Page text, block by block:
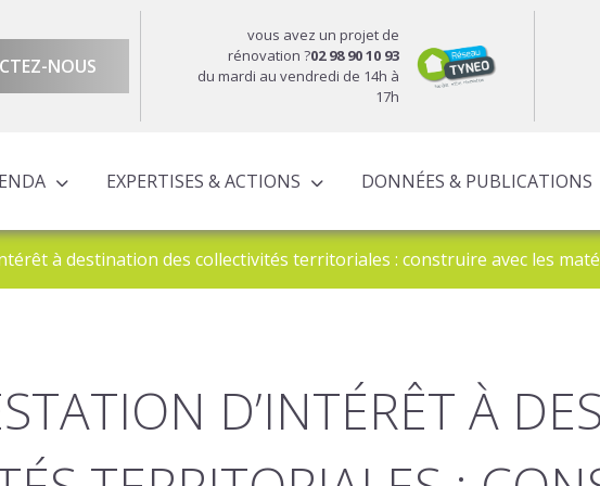
NOUS
vous avez un projet de
rénovation ?02 98 90 10 93
du mardi au vendredi de 14h à
17h
EXPERTISES & ACTIONS DONNÉES & PUBLICATIONS
à destination des collectivités territoriales : construire avec les
D’INTÉRÊT À